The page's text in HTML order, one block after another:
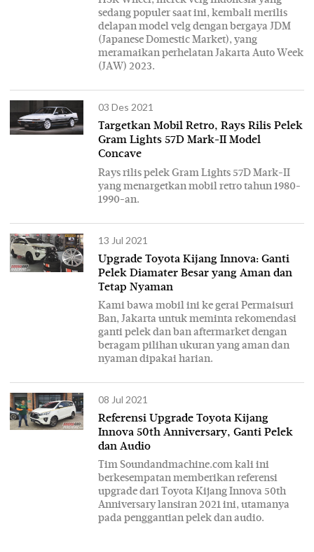
sedang populer saat ini, kembali merilis
delapan model velg dengan bergaya JDM
(Japanese Domestic Market), yang
meramaikan perhelatan Jakarta Auto Week
(JAW) 2023.
03 Des 2021
Targetkan Mobil Retro, Rays Rilis Pelek
Gram Lights 57D Mark-II Model
Concave
Rays rilis pelek Gram Lights 57D Mark-II
yang menargetkan mobil retro tahun 1980-
1990-an.
13 Jul 2021
Upgrade Toyota Kijang Innova: Ganti
Pelek Diamater Besar yang Aman dan
Tetap Nyaman
Kami bawa mobil ini ke gerai Permaisuri
Ban, Jakarta untuk meminta rekomendasi
ganti pelek dan ban aftermarket dengan
beragam pilihan ukuran yang aman dan
nyaman dipakai harian.
08 Jul 2021
Referensi Upgrade Toyota Kijang
Innova 50th Anniversary, Ganti Pelek
dan Audio
Tim Soundandmachine.com kali ini
berkesempatan memberikan referensi
upgrade dari Toyota Kijang Innova 50th
Anniversary lansiran 2021 ini, utamanya
pada penggantian pelek dan audio.